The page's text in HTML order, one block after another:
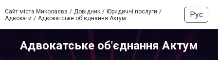
Сайт міста Миколаєва Довідник
Юридичні послуги
Адвокати
Адвокатське об'єднання Актум Рус
Адвокатське об'єднання Актум